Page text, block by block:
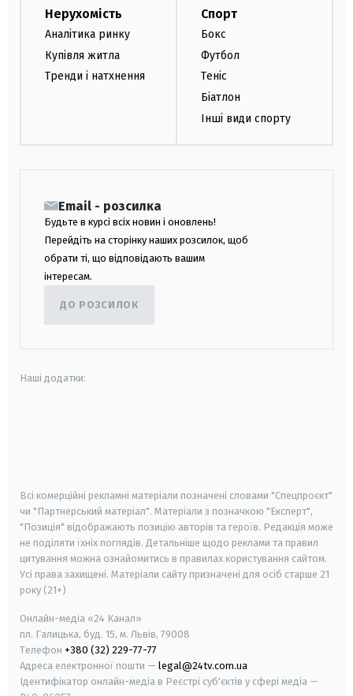
Нерухомість
Аналітика ринку
Купівля житла
Тренди і натхнення
Спорт
Бокс
Футбол
Теніс
Біатлон
Інші види спорту
Email - розсилка
Будьте в курсі всіх новин і оновлень!
Перейдіть на сторінку наших розсилок, щоб
обрати ті, що відповідають вашим
інтересам.
ДО РОЗСИЛОК
Наші додатки:
Всі комерційні рекламні матеріали позначені словами "Спецпроєкт"
чи "Партнерський матеріал". Матеріали з позначкою "Експерт",
"Позиція" відображають позицію авторів та героїв. Редакція може
не поділяти їхніх поглядів. Детальніше щодо реклами та правил
цитування можна ознайомитись в правилах користування сайтом.
Усі права захищені. Матеріали сайту призначені для осіб старше 21
року (21+)
Онлайн-медіа «24 Канал»
пл. Галицька, буд. 15, м. Львів, 79008
Телефон +380 (32) 229-77-77
Адреса електронної пошти — legal@24tv.com.ua
Ідентифікатор онлайн-медіа в Реєстрі суб'єктів у сфері медіа —